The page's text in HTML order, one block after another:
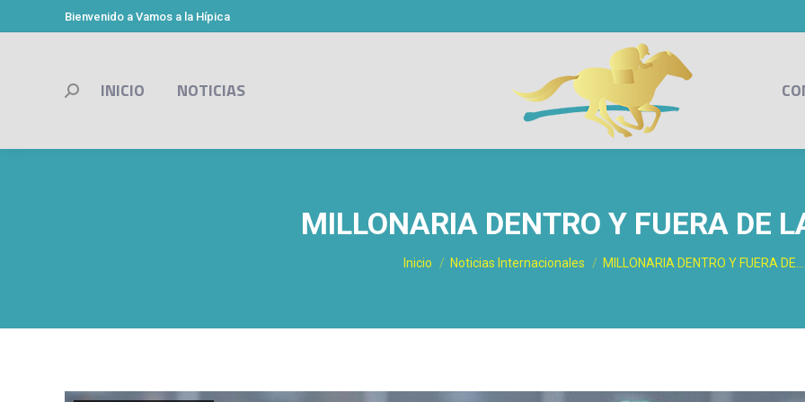
Bienvenido a Vamos a la Hípica
INICIO NOTICIAS
Buscar:
MILLONARIA DENTRO Y FUERA DE
Estás aquí:
Inicio Noticias Internacionales MILLONARIA DENTRO Y FUERA DE…